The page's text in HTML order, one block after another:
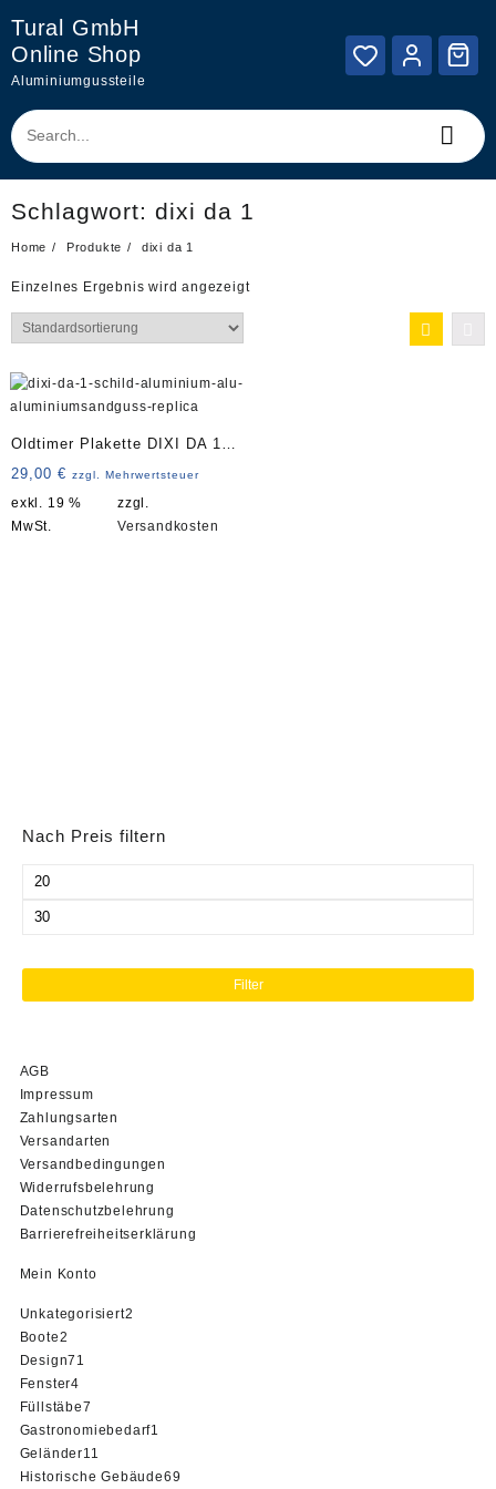
content
Tural GmbH
Online Shop
Aluminiumgussteile
Schlagwort: dixi da 1
Home Produkte dixi da 1
Einzelnes Ergebnis wird angezeigt
Oldtimer Plakette DIXI DA 1
Replica Art. 4290
29,00 € zzgl. Mehrwertsteuer
exkl. 19 %
MwSt.
zzgl.
Versandkosten
Nach Preis filtern
Min.
Max.
Filter
AGB
Impressum
Zahlungsarten
Versandarten
Versandbedingungen
Widerrufsbelehrung
Datenschutzbelehrung
Barrierefreiheitserklärung
Mein Konto
Unkategorisiert2
Boote2
Produkte
Design71
Fenster44
Produkte
Füllstäbe7
Produkte
Gastronomiebedarf1
Geländer11
Produkte
Historische Gebäude69